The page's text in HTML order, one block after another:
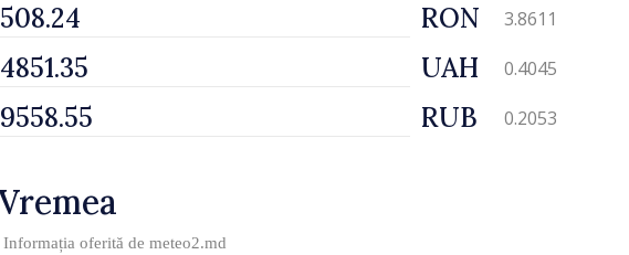
RON 3.8611
UAH 0.4045
RUB 0.2053
Informația oferită de meteo2.md